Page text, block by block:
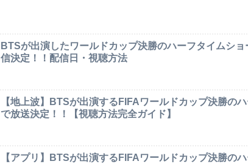
BTSが出演したワールドカップ決勝のハーフタイムシ
信決定！！配信日・視聴方法
【地上波】BTSが出演するFIFAワールドカップ決勝の
で放送決定！！【視聴方法完全ガイド】
【アプリ】BTSが出演するFIFAワールドカップ決勝の